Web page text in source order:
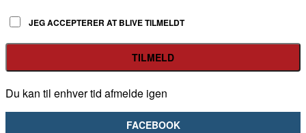
JEG ACCEPTERER AT BLIVE TILMELDT
Du kan til enhver tid afmelde igen
FACEBOOK